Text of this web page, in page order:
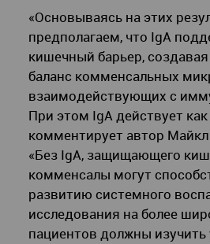
«Основываясь на этих
предполагаем, что IgA
кишечный барьер,
баланс комменсальных
взаимодействующих с
При этом IgA действует
комментирует автор
«Без IgA, защищающего
комменсалы могут
развитию системного
исследования на более
пациентов должны изучить